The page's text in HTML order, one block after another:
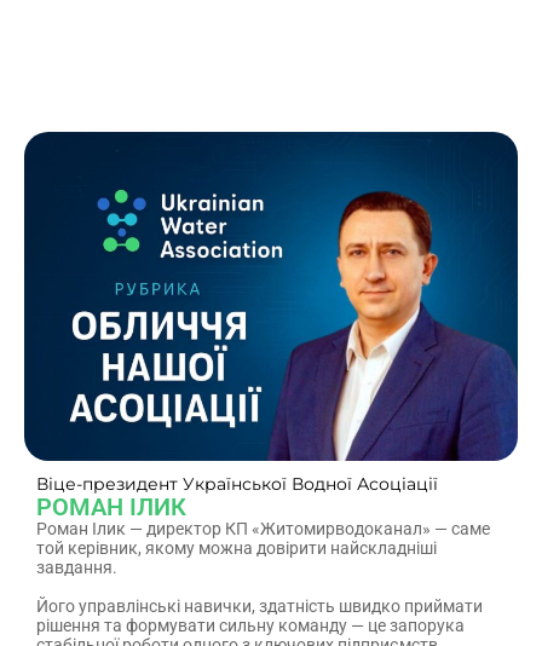
Віце-президент Української Водної Асоціації
РОМАН ІЛИК
Роман Ілик — директор КП «Житомирводоканал» — саме
той керівник, якому можна довірити найскладніші
завдання.
Його управлінські навички, здатність швидко приймати
рішення та формувати сильну команду — це запорука